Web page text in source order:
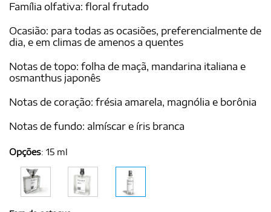
Família olfativa: floral frutado
Ocasião: para todas as ocasiões, preferencialmente de
dia, e em climas de amenos a quentes
Notas de topo: folha de maçã, mandarina italiana e
osmanthus japonês
Notas de coração: frésia amarela, magnólia e borônia
Notas de fundo: almíscar e íris branca
Opções: 15 ml